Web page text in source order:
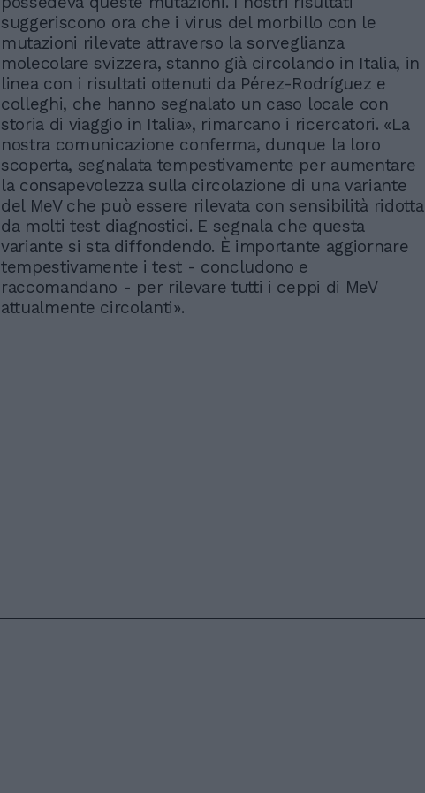
suggeriscono ora che i virus del morbillo con le
mutazioni rilevate attraverso la sorveglianza
molecolare svizzera, stanno già circolando in Italia, in
linea con i risultati ottenuti da Pérez-Rodríguez e
colleghi, che hanno segnalato un caso locale con
storia di viaggio in Italia», rimarcano i ricercatori. «La
nostra comunicazione conferma, dunque la loro
scoperta, segnalata tempestivamente per aumentare
la consapevolezza sulla circolazione di una variante
del MeV che può essere rilevata con sensibilità ridotta
da molti test diagnostici. E segnala che questa
variante si sta diffondendo. È importante aggiornare
tempestivamente i test - concludono e
raccomandano - per rilevare tutti i ceppi di MeV
attualmente circolanti».